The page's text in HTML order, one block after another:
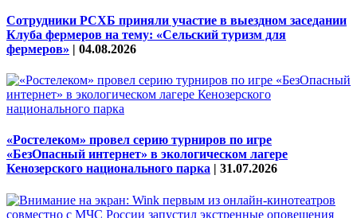
Сотрудники РСХБ приняли участие в выездном заседании
Клуба фермеров на тему: «Сельский туризм для
фермеров» | 04.08.2026
«Ростелеком» провел серию турниров по игре
«БезОпасный интернет» в экологическом лагере
Кенозерского национального парка | 31.07.2026